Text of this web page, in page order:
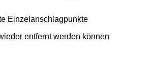
Einzelanschlagpunkte
entfernt werden können